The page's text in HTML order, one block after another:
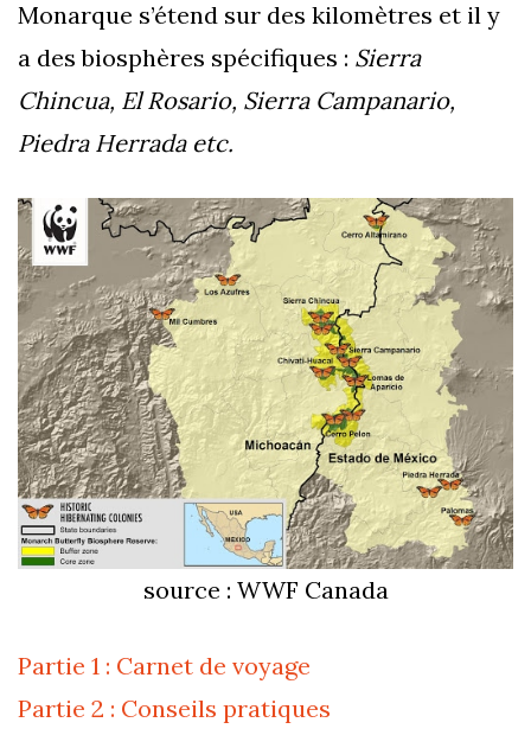
Monarque s’étend sur des kilomètres et il y
a des biosphères spécifiques : Sierra
Chincua, El Rosario, Sierra Campanario,
Piedra Herrada etc.
source : WWF Canada
Partie 1 : Carnet de voyage
Partie 2 : Conseils pratiques